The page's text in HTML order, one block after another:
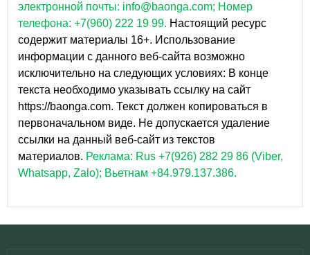
электронной почты: info@baonga.com; Номер
телефона: +7(960) 222 19 99. Настоящий ресурс
содержит материалы 16+. Использование
информации с данного веб-сайта возможно
исключительно на следующих условиях: В конце
текста необходимо указывать ссылку на сайт
https://baonga.com. Текст должен копироваться в
первоначальном виде. Не допускается удаление
ссылки на данный веб-сайт из текстов
материалов. Реклама: Rus +7(926) 282 29 86 (Viber,
Whatsapp, Zalo); Вьетнам +84.979.137.386.